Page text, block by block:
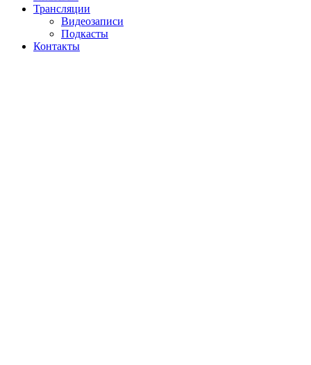
Трансляции
Видеозаписи
Подкасты
Контакты